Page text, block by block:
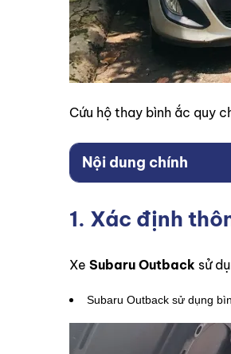
Cứu hộ thay bình ắc quy
Nội dung chính
1. Xác định
Xe Subaru Outback sử
Subaru Outback sử dụng